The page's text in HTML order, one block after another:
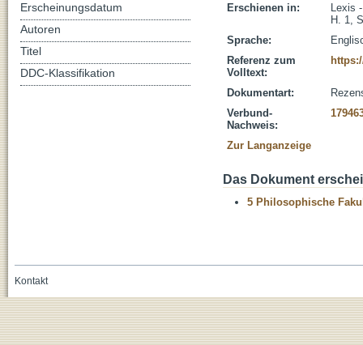
Erschienen in:
Lexis
H. 1,
Sprache:
Referenz zum
Volltext:
Dokumentart:
Verbund-
Nachweis:
Zur Langanzeige
Das Dokument
5 Philosophische
Erscheinungsdatum
Autoren
Titel
DDC-Klassifikation
Kontakt